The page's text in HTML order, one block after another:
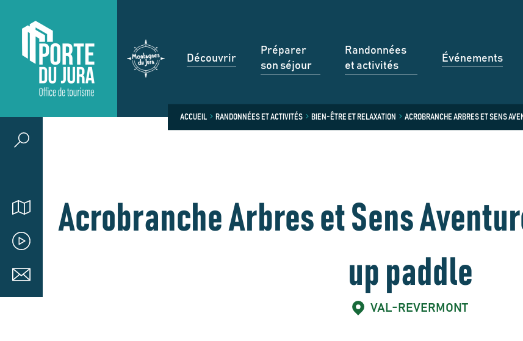
Découvrir
Préparer
son séjour
Randonnées
et activités
Événements
ACCUEIL RANDONNÉES ET ACTIVITÉS BIEN-ÊTRE ET RELAXATION ACROBRANCHE ARBRES ET SENS
Acrobranche Arbres et Sens
up paddle
VAL-REVERMONT